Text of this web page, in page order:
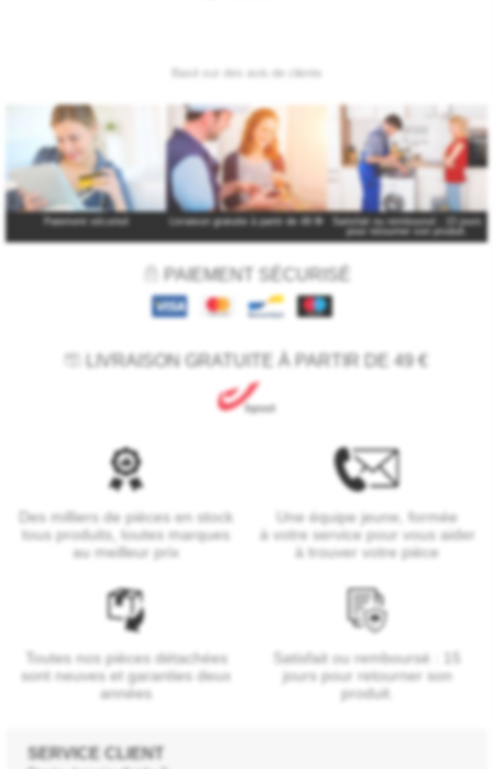
Paiement sécurisé Livraison gratuite à partir de 49 €*
Satisfait ou remboursé : 15 jours
pour retourner son produit.
PAIEMENT SÉCURISÉ
LIVRAISON GRATUITE À PARTIR DE 49 €
Des milliers de pièces en stock
tous produits, toutes marques
au meilleur prix
Une équipe jeune, formée
à votre service pour vous aider
à trouver votre pièce
Toutes nos pièces détachées
sont neuves et garanties deux
années
Satisfait ou remboursé : 15
jours pour retourner son
produit.
SERVICE CLIENT